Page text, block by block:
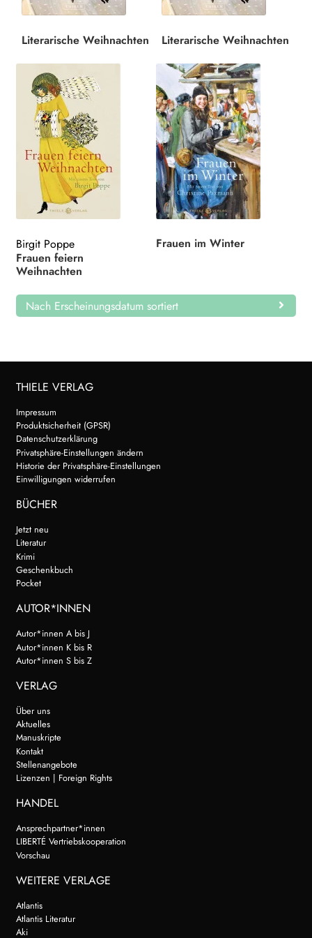
Search:
Literarische Weihnachten Literarische Weihnachten
Birgit Poppe
Frauen feiern
Weihnachten
Frauen im Winter
Nach Erscheinungsdatum sortiert
THIELE VERLAG
Impressum
Produktsicherheit (GPSR)
Datenschutzerklärung
Privatsphäre-Einstellungen ändern
Historie der Privatsphäre-Einstellungen
Einwilligungen widerrufen
BÜCHER
Jetzt neu
Literatur
Krimi
Geschenkbuch
Pocket
AUTOR*INNEN
Autor*innen A bis J
Autor*innen K bis R
Autor*innen S bis Z
VERLAG
Über uns
Aktuelles
Manuskripte
Kontakt
Stellenangebote
Lizenzen | Foreign Rights
HANDEL
Ansprechpartner*innen
LIBERTÉ Vertriebskooperation
Vorschau
WEITERE VERLAGE
Atlantis
Atlantis Literatur
Aki